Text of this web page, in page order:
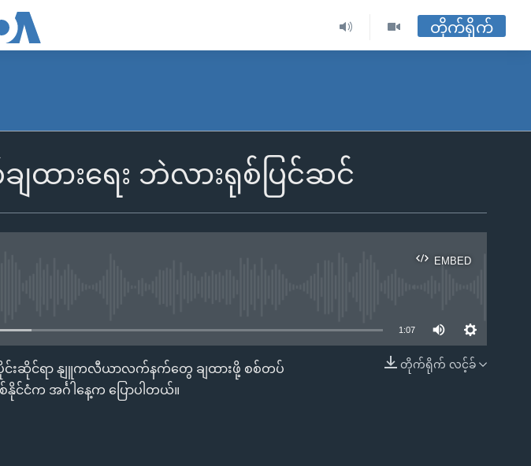
တိုက်ရိုက်
ထားရေး ဘဲလားရုစ်ပြင်ဆင်
EMBED
EMBED
1:07
တိုက်ရိုက် လင့်ခ်
ပိုင်းဆိုင်ရာ နျူကလီယာလက်နက်တွေ ချထားဖို့ စစ်တပ်
င်ငံက အင်္ဂါနေ့က ပြောပါတယ်။